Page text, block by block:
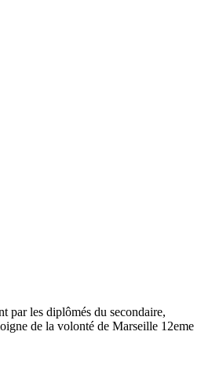
par les diplômés du secondaire,
de la volonté de Marseille 12eme